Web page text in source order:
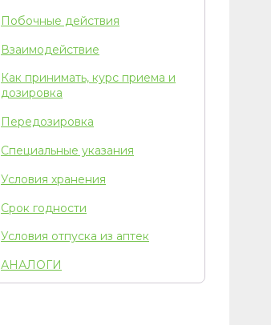
Побочные действия
Взаимодействие
Как принимать, курс приема и
дозировка
Передозировка
Специальные указания
Условия хранения
Срок годности
Условия отпуска из аптек
АНАЛОГИ